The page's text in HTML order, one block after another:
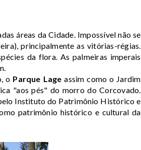
áreas da Cidade. Impossível não se
principalmente as vitórias-régias.
da flora. As palmeiras imperais
o Parque Lage assim como o Jardim
"aos pés" do morro do Corcovado.
Instituto do Patrimônio Histórico e
patrimônio histórico e cultural da